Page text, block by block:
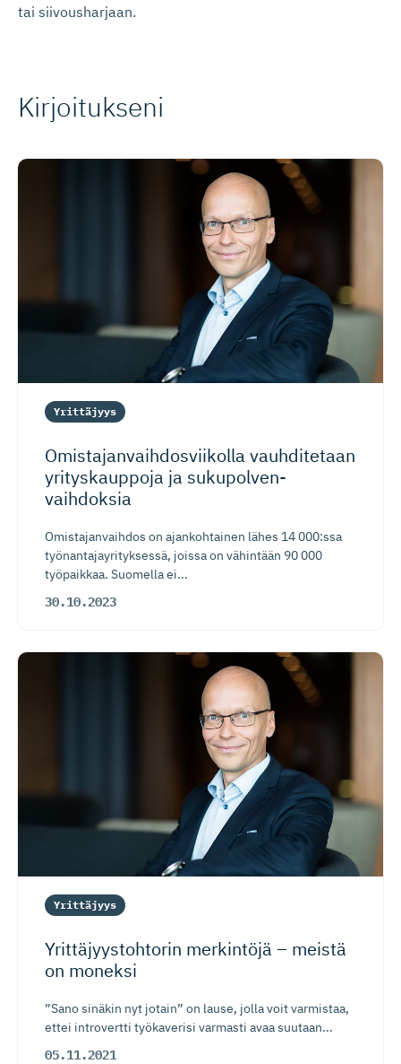
tai siivousharjaan.
Kirjoitukseni
Yrittäjyys
Omistajan­vaih­dos­viikolla vauhditetaan
yrityskauppoja ja sukupolven­
vaihdoksia
Omistajanvaihdos on ajankohtainen lähes 14 000:ssa
työnantajayrityksessä, joissa on vähintään 90 000
työpaikkaa. Suomella ei...
30.10.2023
Yrittäjyys
Yrittäjyys­tohtorin merkintöjä – meistä
on moneksi
”Sano sinäkin nyt jotain” on lause, jolla voit varmistaa,
ettei introvertti työkaverisi varmasti avaa suutaan...
05.11.2021